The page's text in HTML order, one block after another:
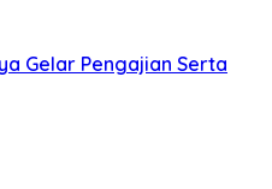
Gelar Pengajian Serta